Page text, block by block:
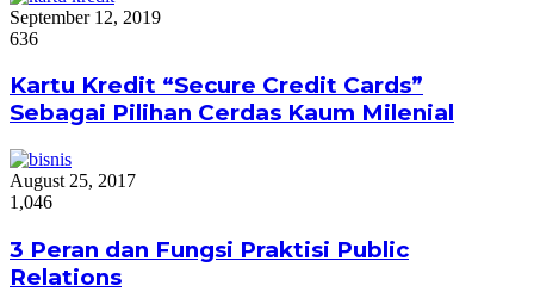
September 12, 2019
636
Kartu Kredit “Secure Credit Cards”
Sebagai Pilihan Cerdas Kaum Milenial
August 25, 2017
1,046
3 Peran dan Fungsi Praktisi Public
Relations